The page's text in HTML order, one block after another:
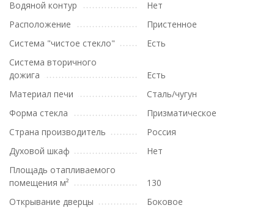
Водяной контур
Нет
Расположение
Пристенное
Система "чистое стекло"
Есть
Система вторичного
дожига
Есть
Материал печи
Сталь/чугун
Форма стекла
Призматическое
Страна производитель
Россия
Духовой шкаф
Нет
Площадь отапливаемого
помещения м²
130
Открывание дверцы
Боковое